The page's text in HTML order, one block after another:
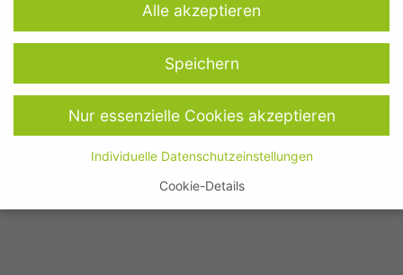
Stimmen: Michael Borgard & Pia-Rhona Saxe
Produktion:
Michael Borgard (2025)
Alle akzeptieren
Speichern
Nur essenzielle Cookies akzeptieren
Individuelle Datenschutzeinstellungen
Cookie-Details
Datenschutzeinstellungen